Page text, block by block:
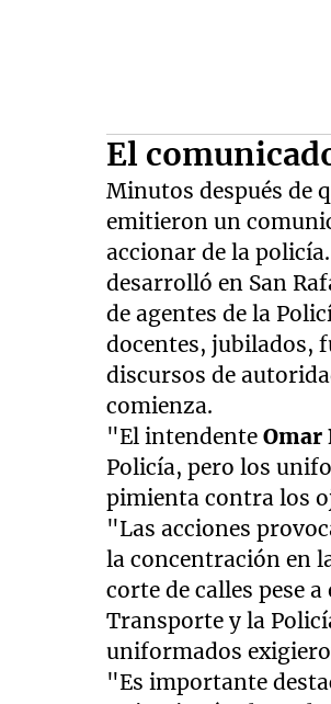
El
Minutos después de
emitieron un
accionar de la
desarrolló en San
de agentes de la
docentes, jubilados,
discursos de
comienza.
"El intendenteOmar
Policía, pero los
pimienta contra los
"Las acciones
la concentración en
corte de calles pese
Transporte y la
uniformados
"Es importante